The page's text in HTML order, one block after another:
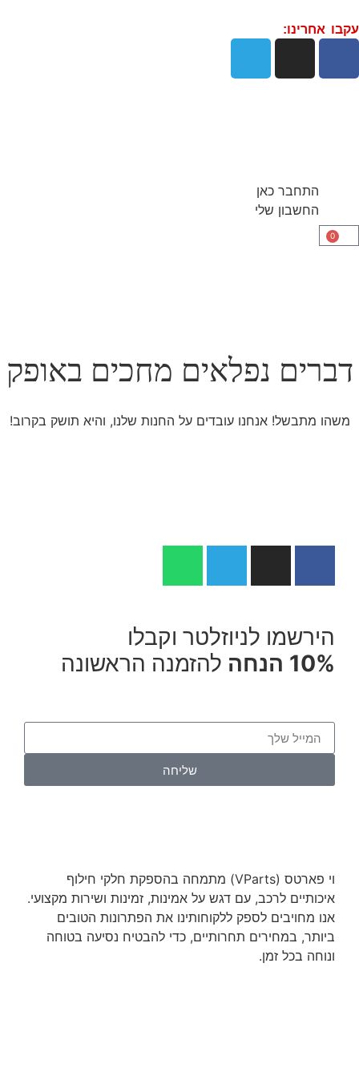
עקבו אחרינו:
התחבר כאן
החשבון שלי
0
דברים נפלאים מחכים באופק
משהו מתבשל! אנחנו עובדים על החנות שלנו, והיא תושק בקרוב!
הירשמו לניוזלטר וקבלו
10% הנחה
להזמנה הראשונה
שליחה
וי פארטס (VParts) מתמחה בהספקת חלקי חילוף
איכותיים לרכב, עם דגש על אמינות, זמינות ושירות מקצועי.
אנו מחויבים לספק ללקוחותינו את הפתרונות הטובים
ביותר, במחירים תחרותיים, כדי להבטיח נסיעה בטוחה
ונוחה בכל זמן.